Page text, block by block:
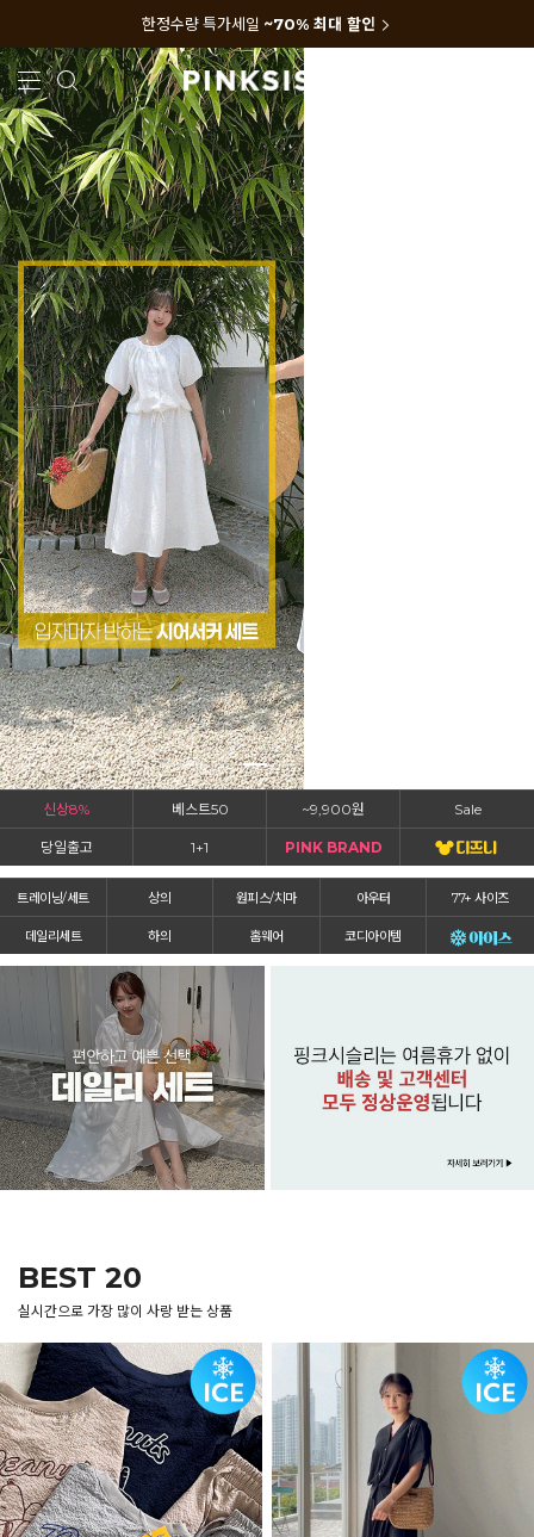
한정수량 특가세일 ~70% 최대 할인
신상8% 베스트50 ~9,900원 Sale
당일출고 1+1 PINK BRAND
트레이닝/세트 상의 원피스/치마 아우터 77+ 사이즈
데일리세트 하의 홈웨어 코디아이템
BEST 20
실시간으로 가장 많이 사랑 받는 상품